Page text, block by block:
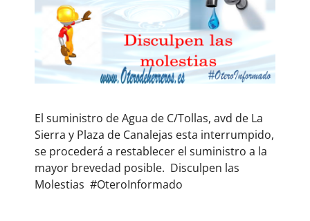
El suministro de Agua de C/Tollas, avd de La
Sierra y Plaza de Canalejas esta interrumpido,
se procederá a restablecer el suministro a la
mayor brevedad posible. Disculpen las
Molestias #OteroInformado